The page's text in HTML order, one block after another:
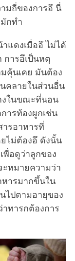
มถี่ของการอึ นี่
กทำ
แดงเมื่ออึ ไม่ได้
ารอึเป็นหตุ
คุ้นเคย มันต้อง
คลายในส่วนอื่น
งในขณะที่นอน
ารท้องผูกเช่น
รอาหารที่
ไม่ต้องอึ ดังนั้น
พื่อดูว่าลูกของ
หมายความว่า
หารมากขึ้นใน
ไปตามอายุของ
ทารกต้องการ